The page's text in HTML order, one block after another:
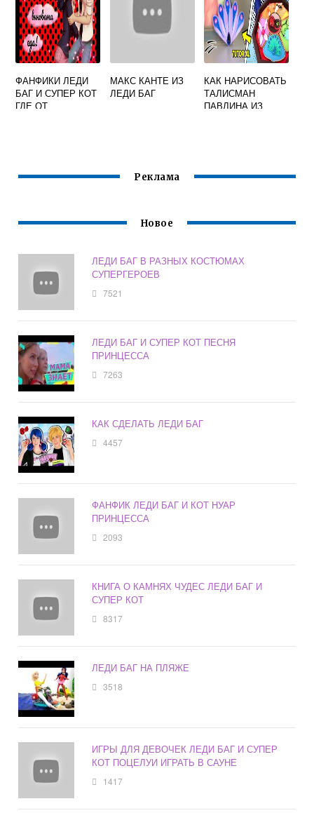
ФАНФИКИ ЛЕДИ
БАГ И СУПЕР КОТ
ГДЕ ОТ
МАКС КАНТЕ ИЗ
ЛЕДИ БАГ
КАК НАРИСОВАТЬ
ТАЛИСМАН
ПАВЛИНА ИЗ
Реклама
Новое
ЛЕДИ БАГ В РАЗНЫХ КОСТЮМАХ
СУПЕРГЕРОЕВ
7521
ЛЕДИ БАГ И СУПЕР КОТ ПЕСНЯ
ПРИНЦЕССА
7263
КАК СДЕЛАТЬ ЛЕДИ БАГ
4457
ФАНФИК ЛЕДИ БАГ И КОТ НУАР
ПРИНЦЕССА
2093
КНИГА О КАМНЯХ ЧУДЕС ЛЕДИ БАГ И
СУПЕР КОТ
8317
ЛЕДИ БАГ НА ПЛЯЖЕ
3518
ИГРЫ ДЛЯ ДЕВОЧЕК ЛЕДИ БАГ И СУПЕР
КОТ ПОЦЕЛУИ ИГРАТЬ В САУНЕ
1417